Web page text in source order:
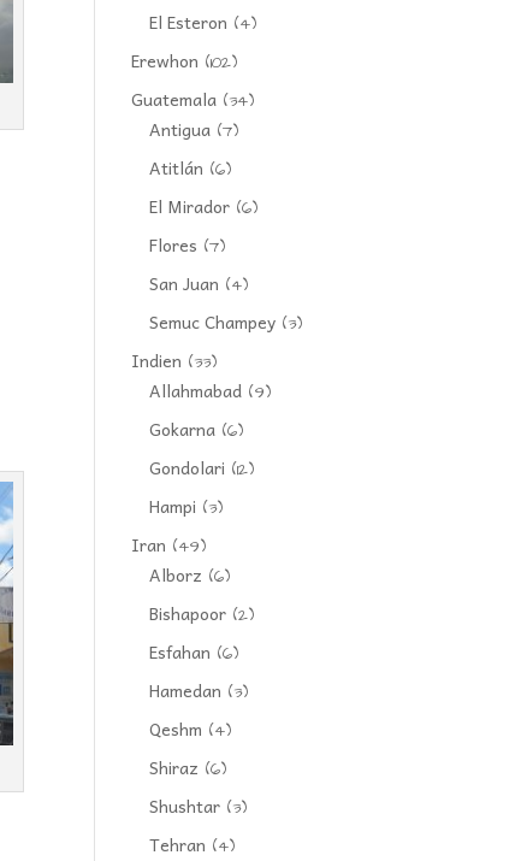
El Esteron (4)
Erewhon (102)
Guatemala (34)
Antigua (7)
Atitlán (6)
El Mirador (6)
Flores (7)
San Juan (4)
Semuc Champey (3)
Indien (33)
Allahmabad (9)
Gokarna (6)
Gondolari (12)
Hampi (3)
Iran (49)
Alborz (6)
Bishapoor (2)
Esfahan (6)
Hamedan (3)
Qeshm (4)
Shiraz (6)
Shushtar (3)
Tehran (4)